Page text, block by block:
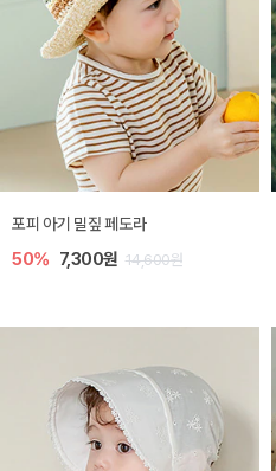
포피 아기 밀짚 페도라
50% 7,300원 14,600원